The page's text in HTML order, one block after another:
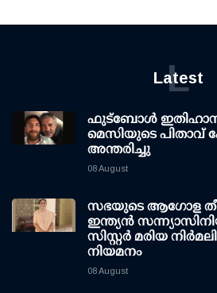
Latest
L
ഫുട്ബോൾ
മെസിയുടെ പിതാവ്
അന്തരിച്ചു
08 August
സഭയുടെ ആഗോള
ഇന്ത്യൻ
സിസ്റ്റർ മരിയ
നിയമനം
08 August